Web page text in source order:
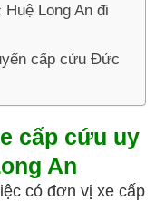
Long An đi
cấp cứu Đức
cấp cứu uy
An
có đơn vị xe cấp